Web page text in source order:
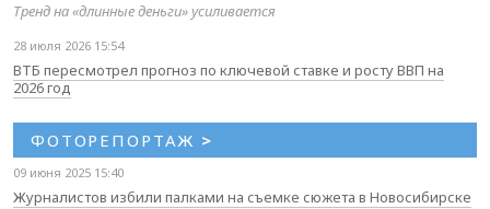
Тренд на «длинные деньги» усиливается
28 июля 2026 15:54
ВТБ пересмотрел прогноз по ключевой ставке и росту ВВП на
2026 год
ФОТОРЕПОРТАЖ >
09 июня 2025 15:40
Журналистов избили палками на съемке сюжета в Новосибирске